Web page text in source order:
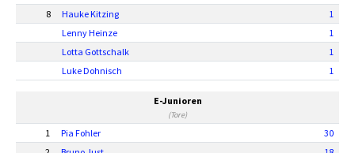
8
Hauke Kitzing
1
Lenny Heinze
1
Lotta Gottschalk
1
Luke Dohnisch
1
E-Junioren
(Tore)
1 Pia Fohler
30